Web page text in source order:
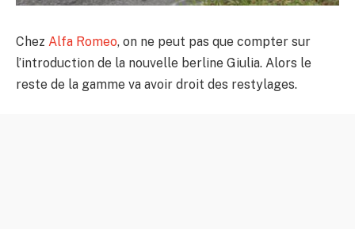
Chez Alfa Romeo, on ne peut pas que compter sur
l’introduction de la nouvelle berline Giulia. Alors le
reste de la gamme va avoir droit des restylages.